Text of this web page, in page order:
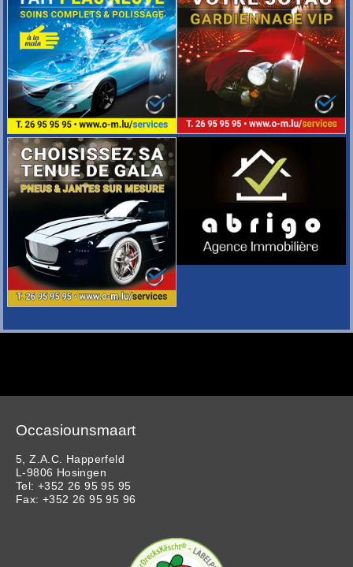
Occasiounsmaart
5, Z.A.C. Happerfeld
L-9806 Hosingen
Tel: +352 26 95 95 95
Fax: +352 26 95 95 96